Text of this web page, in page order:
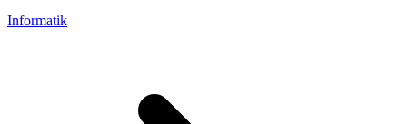
Informatik